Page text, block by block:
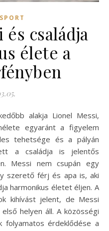
SPORT
családja
élete a
egyaránt a figyelem
tehetsége és a pályán
a családja is jelentős
Messi nem csupán egy
szerető férj és apa is, aki
harmonikus életet éljen. A
kihívást jelent, de Messi
helyen áll. A közösségi
érdeklődése a